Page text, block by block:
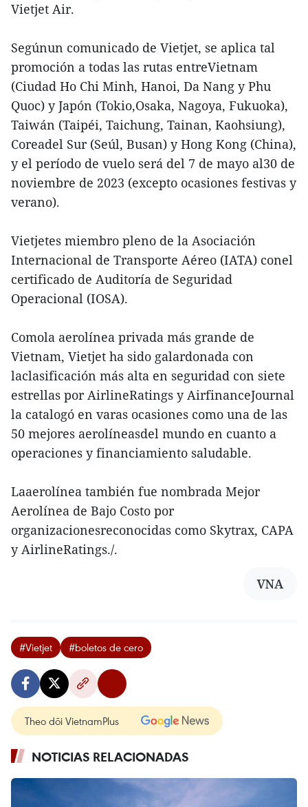
Vietjet Air.
Segúnun comunicado de Vietjet, se aplica tal
promoción a todas las rutas entreVietnam
(Ciudad Ho Chi Minh, Hanoi, Da Nang y Phu
Quoc) y Japón (Tokio,Osaka, Nagoya, Fukuoka),
Taiwán (Taipéi, Taichung, Tainan, Kaohsiung),
Coreadel Sur (Seúl, Busan) y Hong Kong (China),
y el período de vuelo será del 7 de mayo al30 de
noviembre de 2023 (excepto ocasiones festivas y
verano).
Vietjetes miembro pleno de la Asociación
Internacional de Transporte Aéreo (IATA) conel
certificado de Auditoría de Seguridad
Operacional (IOSA).
Comola aerolínea privada más grande de
Vietnam, Vietjet ha sido galardonada con
laclasificación más alta en seguridad con siete
estrellas por AirlineRatings y AirfinanceJournal
la catalogó en varas ocasiones como una de las
50 mejores aerolíneasdel mundo en cuanto a
operaciones y financiamiento saludable.
Laaerolínea también fue nombrada Mejor
Aerolínea de Bajo Costo por
organizacionesreconocidas como Skytrax, CAPA
y AirlineRatings./.
VNA
#Vietjet #boletos de cero
Theo dõi VietnamPlus
NOTICIAS RELACIONADAS